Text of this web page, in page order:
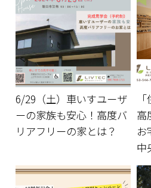
6/29（土）車いすユーザ
ーの家族も安心！高度バ
リアフリーの家とは？
高
お
中